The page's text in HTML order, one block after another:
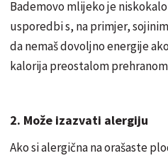
Bademovo mlijeko je
usporedbi s, na primjer,
da nemaš dovoljno energije
kalorija preostalom
2. Može izazvati alergiju
Ako si alergična na orašaste